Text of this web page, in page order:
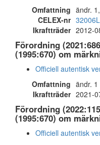
Omfattning ändr.
CELEX-nr
Ikraftträder 2012-
Förordning
(1995:670) om
Officiell autentisk
Omfattning ändr.
Ikraftträder 2021-
Förordning
(1995:670) om
Officiell autentisk